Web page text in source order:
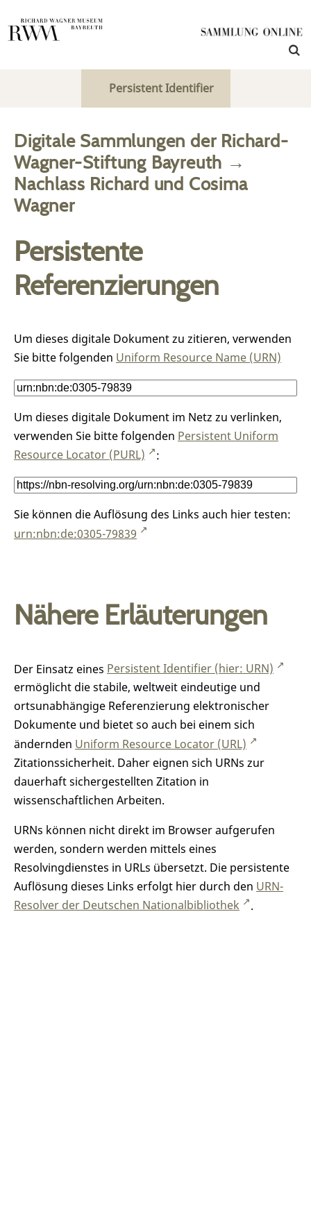
Persistent Identifier
Digitale Sammlungen der Richard-
Wagner-Stiftung Bayreuth →
Nachlass Richard und Cosima
Wagner
Persistente
Referenzierungen
Um dieses digitale Dokument zu zitieren, verwenden
Sie bitte folgenden Uniform Resource Name (URN)
Um dieses digitale Dokument im Netz zu verlinken,
verwenden Sie bitte folgenden Persistent Uniform
Resource Locator (PURL)
:
Sie können die Auflösung des Links auch hier testen:
urn:nbn:de:0305-79839
Nähere Erläuterungen
Der Einsatz eines Persistent Identifier (hier: URN)
ermöglicht die stabile, weltweit eindeutige und
ortsunabhängige Referenzierung elektronischer
Dokumente und bietet so auch bei einem sich
ändernden Uniform Resource Locator (URL)
Zitationssicherheit. Daher eignen sich URNs zur
dauerhaft sichergestellten Zitation in
wissenschaftlichen Arbeiten.
URNs können nicht direkt im Browser aufgerufen
werden, sondern werden mittels eines
Resolvingdienstes in URLs übersetzt. Die persistente
Auflösung dieses Links erfolgt hier durch den URN-
Resolver der Deutschen Nationalbibliothek
.